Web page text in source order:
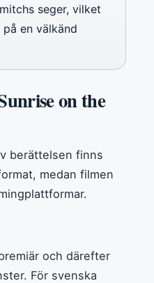
seger, vilket
en välkänd
on the
berättelsen finns
medan filmen
och därefter
För svenska